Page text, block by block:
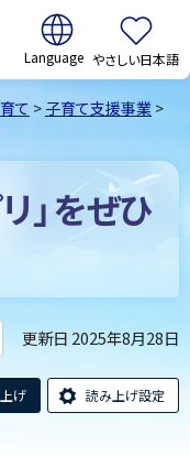
翻訳:
やさしい日本語
て > 子育て支援事業 >
」をぜひ
更新日 2025年8月28日
げ 読み上げ設定